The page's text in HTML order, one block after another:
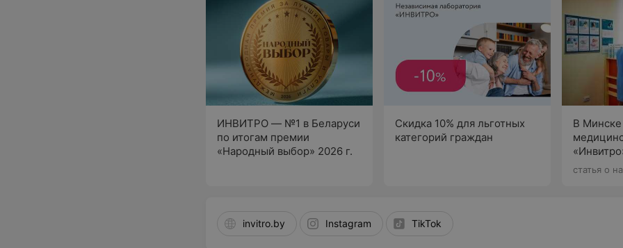
ИНВИТРО — №1 в Беларуси
по итогам премии
«Народный выбор» 2026 г.
Скидка 10% для льготных
категорий граждан
В
статья о
invitro.by Instagram TikTok